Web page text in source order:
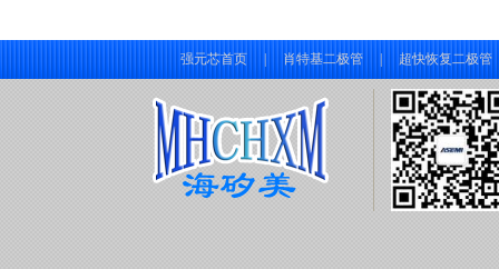
强元芯首页 | 肖特基二极管 | 超快恢复二极管